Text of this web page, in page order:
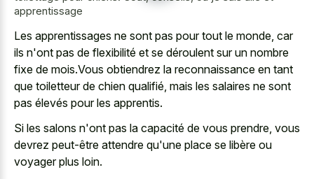
apprentissage
Les apprentissages ne sont pas pour tout le monde, car
ils n'ont pas de flexibilité et se déroulent sur un nombre
fixe de mois.Vous obtiendrez la reconnaissance en tant
que toiletteur de chien qualifié, mais les salaires ne sont
pas élevés pour les apprentis.
Si les salons n'ont pas la capacité de vous prendre, vous
devrez peut-être attendre qu'une place se libère ou
voyager plus loin.